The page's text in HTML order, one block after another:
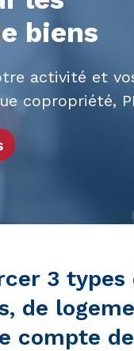
biens
activité et
copropriété,
3 types
de
compte